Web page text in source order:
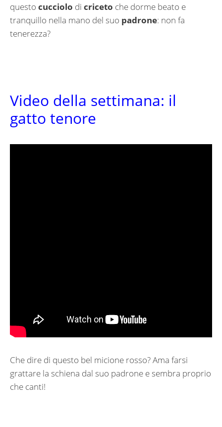
questo cucciolo di criceto che dorme beato e
tranquillo nella mano del suo padrone: non fa
tenerezza?
Video della settimana: il
gatto tenore
Che dire di questo bel micione rosso? Ama farsi
grattare la schiena dal suo padrone e sembra proprio
che canti!